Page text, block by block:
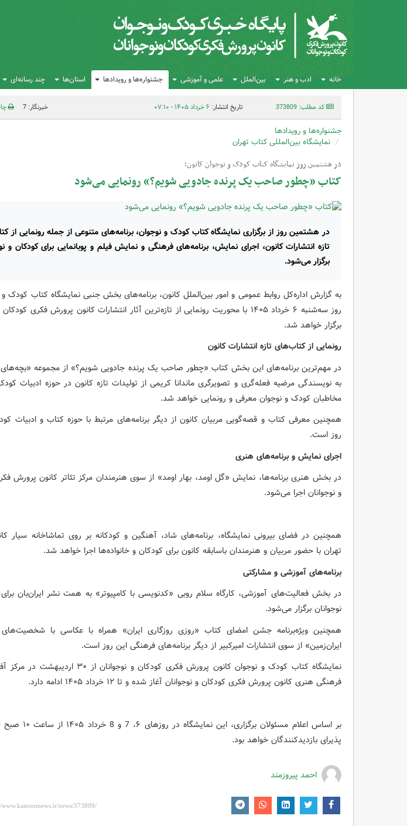
خانه ادب و هنر بین‌الملل علمی و آموزشی جشنواره‌ها و رویدادها استان‌ها چند رسانه‌ای
کد مطلب: 373809 تاریخ انتشار:۶ خرداد ۱۴۰۵ - ۰۷:۱۰ خبرنگار: 7
جشنواره‌ها و رویدادها
نمایشگاه بین‌المللی کتاب تهران
در هشتمین روز نمایشگاه کتاب کودک و نوجوان کانون؛
کتاب‌ «چطور صاحب یک پرنده جادویی شویم؟» رونمایی می‌شود
در هشتمین روز از برگزاری نمایشگاه کتاب کودک و نوجوان، برنامه‌های متنوعی از جمله رونمایی از
تازه انتشارات کانون، اجرای نمایش، برنامه‌های فرهنگی و نمایش فیلم و پوبانمایی برای کودکان و
برگزار می‌شود.
به گزارش اداره‌کل روابط عمومی و امور بین‌الملل کانون، برنامه‌های بخش جنبی نمایشگاه کتاب کودک و
روز سه‌شنبه ۶ خرداد ۱۴۰۵ با محوریت رونمایی از تازه‌ترین آثار انتشارات کانون پرورش فکری
برگزار خواهد شد.
رونمایی از کتاب‌های تازه انتشارات کانون
در مهم‌ترین برنامه‌های این بخش کتاب «چطور صاحب یک پرنده جادویی شویم؟» از مجموعه «بچه‌های
به نویسندگی مرضیه فعله‌گری و تصویرگری ماندانا کریمی از تولیدات تازه کانون در حوزه ادبیات
مخاطبان کودک و نوجوان معرفی و رونمایی خواهد شد.
همچنین معرفی کتاب‌ و قصه‌گویی مربیان کانون از دیگر برنامه‌های مرتبط با حوزه کتاب و ادبیات
روز است.
اجرای نمایش و برنامه‌های هنری
در بخش هنری برنامه‌ها، نمایش «گل اومد، بهار اومد» از سوی هنرمندان مرکز تئاتر کانون پرورش
و نوجوانان اجرا می‌شود.
همچنین در فضای بیرونی نمایشگاه، برنامه‌های شاد، آهنگین و کودکانه بر روی تماشاخانه سیار
تهران با حضور مربیان و هنرمندان باسابقه کانون برای کودکان و خانواده‌ها اجرا خواهد شد.
برنامه‌های آموزشی و مشارکتی
در بخش فعالیت‌های آموزشی، کارگاه سلام روبی «کدنویسی با کامپیوتر» به همت نشر ایران‌بان
نوجوانان برگزار می‌شود.
همچنین ویژه‌برنامه جشن امضای کتاب «روزی روزگاری ایران» همراه با عکاسی با شخصیت‌های
ایران‌زمین» از سوی انتشارات امیرکبیر از دیگر برنامه‌های فرهنگی این روز است.
نمایشگاه کتاب کودک و نوجوان کانون پرورش فکری کودکان و نوجوانان
فرهنگی هنری کانون پرورش فکری کودکان و نوجوانان آغاز شده و تا ۱۲ خرداد ۱۴۰۵ ادامه دارد.
پذیرای بازدیدکنندگان خواهد بود.
احمد پیروزمند